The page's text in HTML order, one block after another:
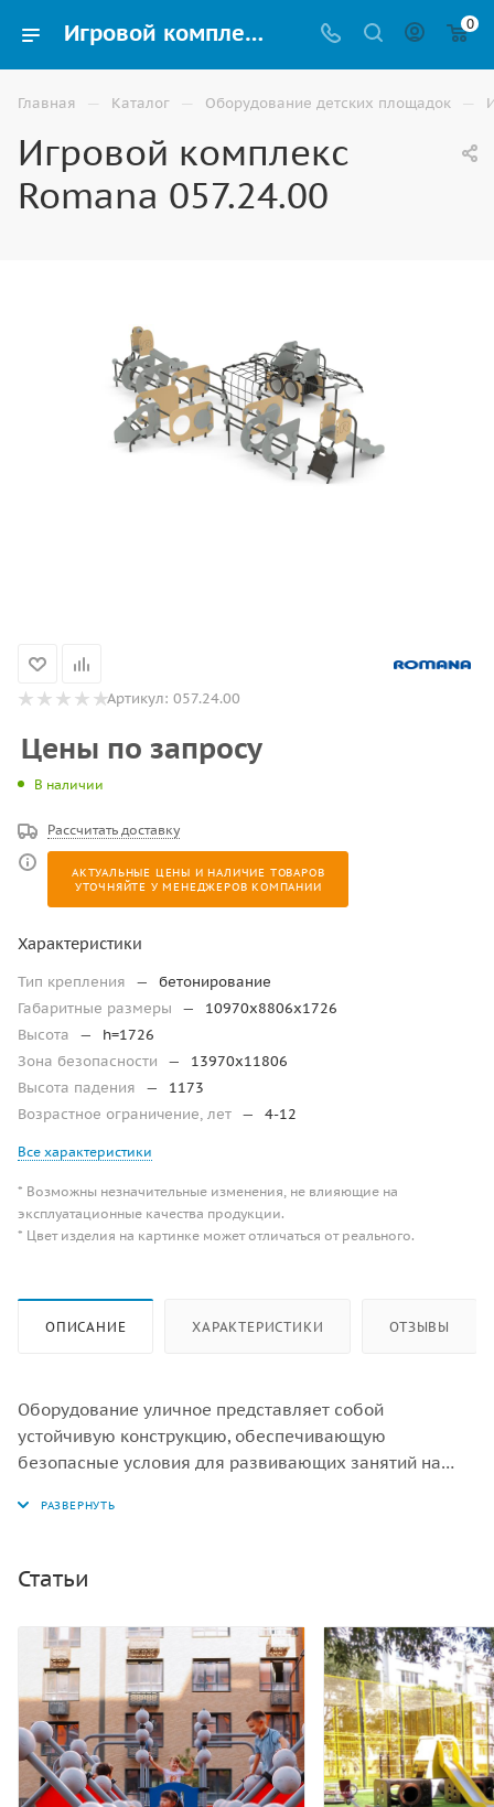
Игровой комплекс Romana 057.24.00 купить для улицы в Астрахани 0
Главная — Каталог — Оборудование детских площадок —
Игровой комплекс
Romana 057.24.00
Артикул: 057.24.00
Цены по запросу
В наличии
Рассчитать доставку
АКТУАЛЬНЫЕ ЦЕНЫ И НАЛИЧИЕ ТОВАРОВ
УТОЧНЯЙТЕ У МЕНЕДЖЕРОВ КОМПАНИИ
Характеристики
Тип крепления —
бетонирование
Габаритные размеры
—
10970х8806х1726
Высота
—
h=1726
Зона безопасности
—
13970х11806
Высота падения
—
1173
Возрастное ограничение, лет — 4-12
Все характеристики
* Возможны незначительные изменения, не влияющие на
эксплуатационные качества продукции.
* Цвет изделия на картинке может отличаться от реального.
ОПИСАНИЕ ХАРАКТЕРИСТИКИ ОТЗЫВЫ
Оборудование уличное представляет собой
устойчивую конструкцию, обеспечивающую
безопасные условия для развивающих занятий на
ударопрочностью и виброустойчивостью. Во
тела, изделие разработано и изготовлено в
Статьи